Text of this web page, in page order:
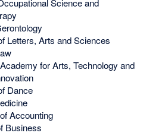
Letters, Arts and Sciences
for Arts, Technology and
Dance
Accounting
Business